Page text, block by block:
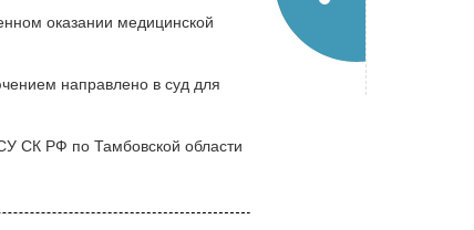
оказании медицинской
направлено в суд для
СК РФ по Тамбовской области